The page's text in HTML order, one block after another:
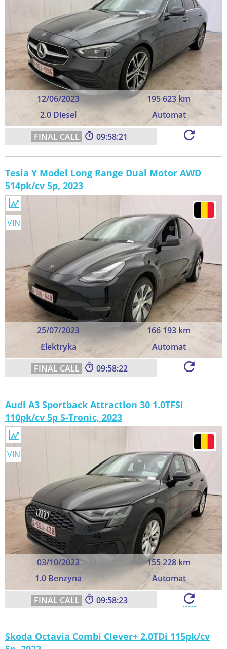
12/06/2023
195 623 km
2.0 Diesel
Automat
09:58:20
Tesla Y Model Long Range Dual Motor AWD
514pk/cv 5p, 2023
25/07/2023
166 193 km
Elektryka
Automat
VIN
09:58:21
Audi A3 Sportback Attraction 30 1.0TFSi
110pk/cv 5p S-Tronic, 2023
03/10/2023
155 228 km
1.0 Benzyna
Automat
VIN
09:58:22
Skoda Octavia Combi Clever+ 2.0TDi 115pk/cv